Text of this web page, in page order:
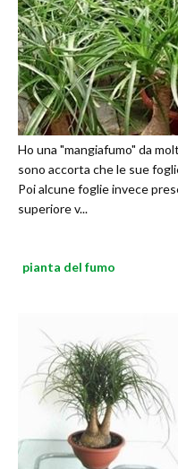
Ho una "mangiafumo" da
sono accorta che le sue
Poi alcune foglie invece
superiore v...
pianta del fumo